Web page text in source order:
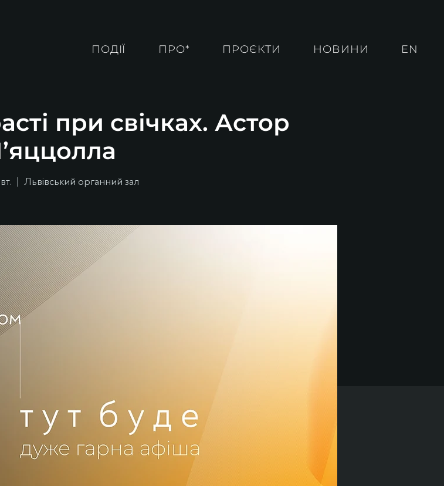
ПОДІЇ ПРО* ПРОЄКТИ НОВИНИ EN
при свічках. Астор
  |
Львівський органний зал